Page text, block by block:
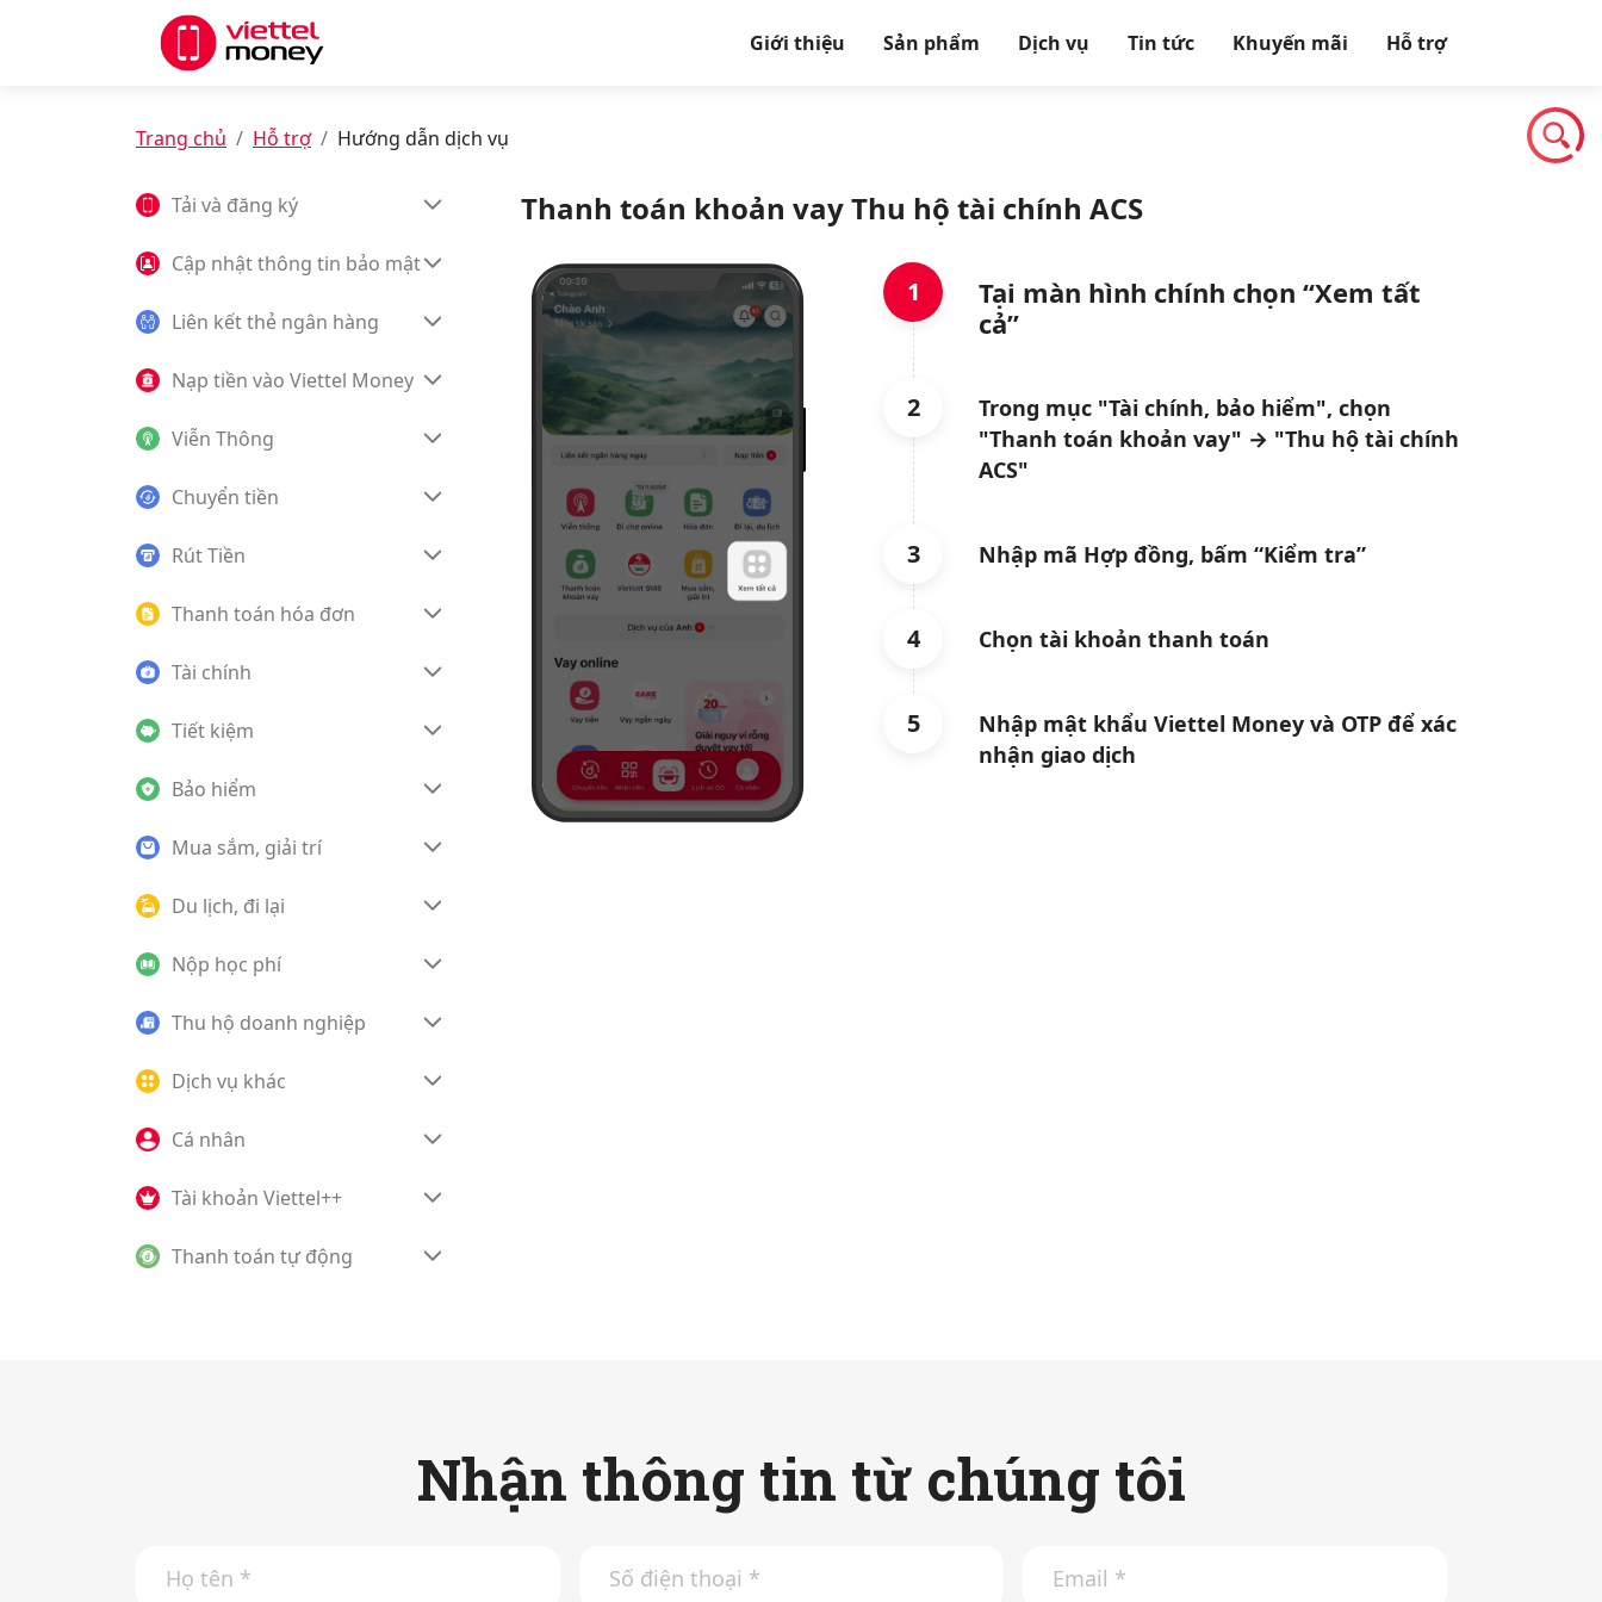
Giới thiệu Sản phẩm Dịch vụ Tin tức Khuyến mãi Hỗ trợ
Trang chủ Hỗ trợ Hướng dẫn dịch vụ
Tải và đăng ký
Cập nhật thông tin bảo mật
Liên kết thẻ ngân hàng
Nạp tiền vào Viettel Money
Viễn Thông
Chuyển tiền
Rút Tiền
Thanh toán hóa đơn
Tài chính
Tiết kiệm
Bảo hiểm
Mua sắm, giải trí
Du lịch, đi lại
Nộp học phí
Thu hộ doanh nghiệp
Dịch vụ khác
Cá nhân
Tài khoản Viettel++
Thanh toán tự động
Thanh toán khoản vay Thu hộ tài chính ACS
1
Tại màn hình chính chọn “Xem tất
cả”
2
Trong mục "Tài chính, bảo hiểm", chọn
"Thanh toán khoản vay" → "Thu hộ tài chính
ACS"
3 Nhập mã Hợp đồng, bấm “Kiểm tra”
4 Chọn tài khoản thanh toán
5
Nhập mật khẩu Viettel Money và OTP để xác
nhận giao dịch
Nhận thông tin từ chúng tôi